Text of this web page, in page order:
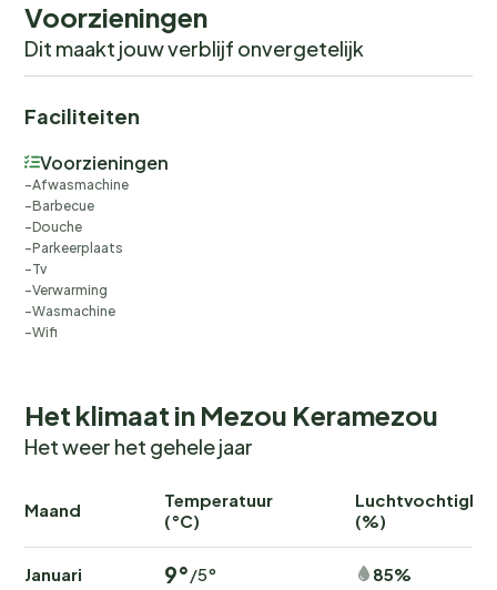
Voorzieningen
Dit maakt jouw verblijf onvergetelijk
Faciliteiten
Voorzieningen
Afwasmachine
Barbecue
Douche
Parkeerplaats
Tv
Verwarming
Wasmachine
Wifi
Het klimaat in Mezou Keramezou
Het weer het gehele jaar
Maand
Temperatuur
(°C)
(%)
Januari 9°/5° 85%